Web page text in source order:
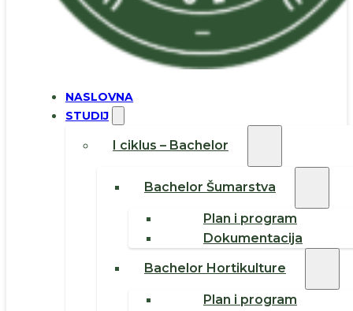
NASLOVNA
STUDIJ
I ciklus – Bachelor
Bachelor Šumarstva
Plan i program
Dokumentacija
Bachelor Hortikulture
Plan i program